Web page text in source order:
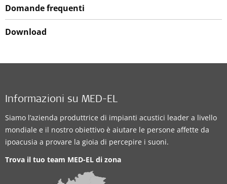
Domande frequenti
Download
Informazioni su MED-EL
Siamo l’azienda produttrice di impianti acustici leader a livello
mondiale e il nostro obiettivo è aiutare le persone affette da
ipoacusia a provare la gioia di percepire i suoni.
Trova il tuo team MED-EL di zona